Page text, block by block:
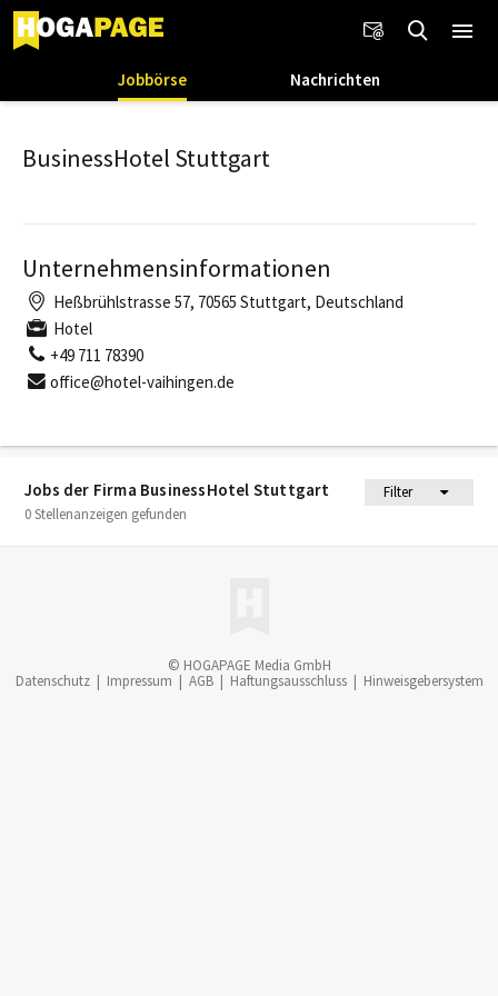
Jobbörse Nachrichten
Jobs der Firma BusinessHotel Stuttgart
Filter
0 Stellenanzeigen gefunden
BusinessHotel Stuttgart
Unternehmensinformationen
Heßbrühlstrasse 57, 70565 Stuttgart, Deutschland
Hotel
+49 711 78390
office@hotel-vaihingen.de
© HOGAPAGE Media GmbH
Datenschutz | Impressum | AGB | Haftungsausschluss | Hinweisgebersystem